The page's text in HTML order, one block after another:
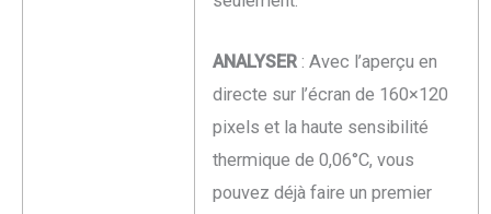
ANALYSER: Avec l’aperçu en
directe sur l’écran de 160×120
pixels et la haute sensibilité
thermique de 0,06°C, vous
pouvez déjà faire un premier